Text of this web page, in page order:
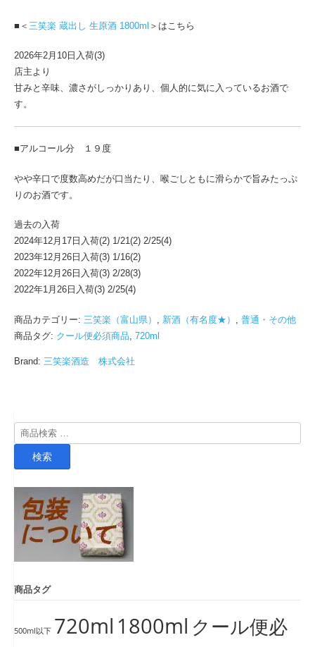
■＜ 三笑楽 蔵出し 生原酒 1800ml ＞はこちら
2026年2月10日入荷(3)
店主より
甘みと辛味、濃さがしっかりあり、個人的に気に入っているお酒で
す。
■アルコール分 １９度
やや辛口で度数高めだが口当たり、喉ごしともに滑らかで旨みたっぷ
りのお酒です。
過去の入荷
2024年12月17日入荷(2) 1/21(2) 2/25(4)
2023年12月26日入荷(3) 1/16(2)
2022年12月26日入荷(3) 2/28(3)
2022年1月26日入荷(3) 2/25(4)
商品カテゴリー: 三笑楽（富山県） 新酒（有名度★）
普通・その他
商品タグ: クール便必須商品 720ml
Brand: 三笑楽酒造 株式会社
検
索
検索
商品タグ
500ml以下 720ml 1800ml クール便必